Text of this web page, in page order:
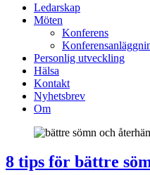
Ledarskap
Möten
Konferens
Personlig utveckling
Hälsa
Kontakt
Nyhetsbrev
Om
8 tips för bättre